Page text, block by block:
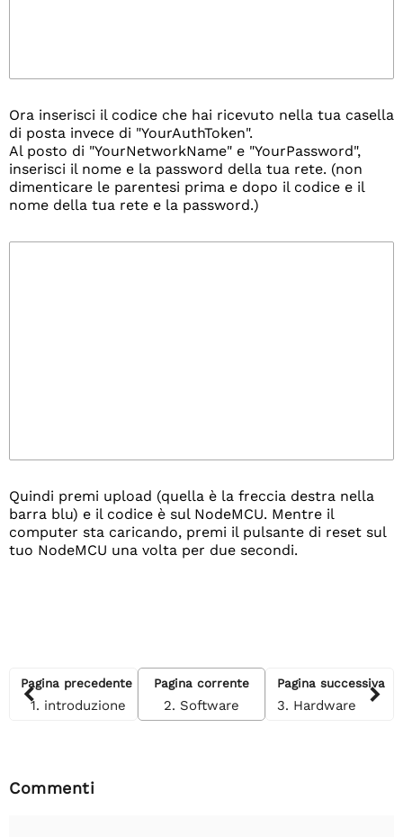
Ora inserisci il codice che hai ricevuto nella tua casella
di posta invece di "YourAuthToken".
Al posto di "YourNetworkName" e "YourPassword",
inserisci il nome e la password della tua rete. (non
dimenticare le parentesi prima e dopo il codice e il
nome della tua rete e la password.)
Quindi premi upload (quella è la freccia destra nella
barra blu) e il codice è sul NodeMCU. Mentre il
computer sta caricando, premi il pulsante di reset sul
tuo NodeMCU una volta per due secondi.
Pagina precedente
1. introduzione
Pagina corrente
2. Software
Pagina successiva
3. Hardware
Commenti